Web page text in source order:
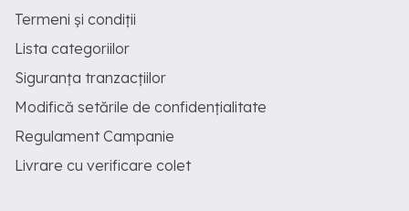
Termeni și condiții
Lista categoriilor
Siguranța tranzacțiilor
Modifică setările de confidențialitate
Regulament Campanie
Livrare cu verificare colet